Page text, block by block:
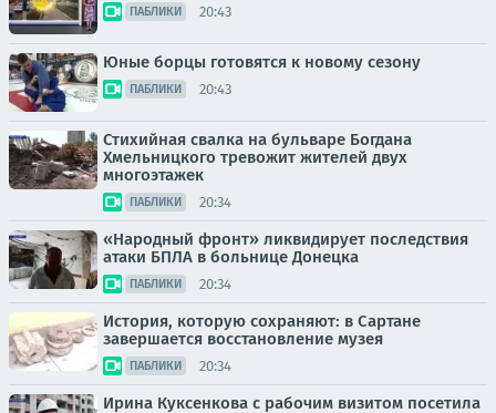
ПАБЛИКИ 20:43
Юные борцы готовятся к новому сезону
ПАБЛИКИ 20:43
Стихийная свалка на бульваре Богдана
Хмельницкого тревожит жителей двух
многоэтажек
ПАБЛИКИ 20:34
«Народный фронт» ликвидирует последствия
атаки БПЛА в больнице Донецка
ПАБЛИКИ 20:34
История, которую сохраняют: в Сартане
завершается восстановление музея
ПАБЛИКИ 20:34
Ирина Куксенкова с рабочим визитом посетила